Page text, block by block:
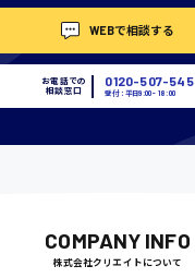
WEBで相談する
お電話での
相談窓口
0120-507-545
受付：平日9:00 - 18:00
COMPANY INFO
株式会社クリエイトについて